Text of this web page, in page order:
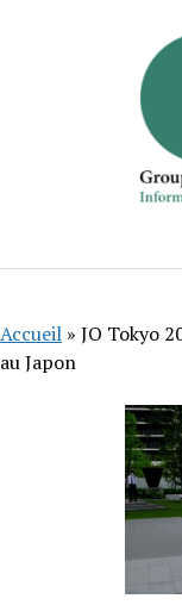
Accueil » JO Tokyo
au Japon